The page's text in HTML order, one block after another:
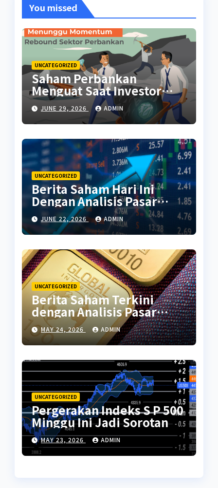
You missed
UNCATEGORIZED
Saham Perbankan
Menguat Saat Investor
Kembali Aktif
JUNE 29, 2026 ADMIN
UNCATEGORIZED
Berita Saham Hari Ini
Dengan Analisis Pasar
Terbaru
JUNE 22, 2026 ADMIN
UNCATEGORIZED
Berita Saham Terkini
dengan Analisis Pasar
Global
MAY 24, 2026 ADMIN
UNCATEGORIZED
Pergerakan Indeks S P 500
Minggu Ini Jadi Sorotan
MAY 23, 2026 ADMIN